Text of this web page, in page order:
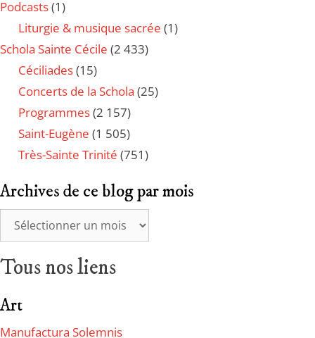
Podcasts(1)
Liturgie & musique sacrée (1)
Schola Sainte Cécile (2 433)
Céciliades(15)
Concerts de la Schola (25)
Programmes(2 157)
Saint-Eugène (1 505)
Très-Sainte Trinité (751)
Archives de ce blog par mois
Tous nos liens
Art
Manufactura Solemnis